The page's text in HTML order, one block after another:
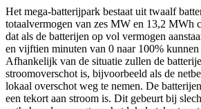
Het mega-batterijpark bestaat uit twaalf
totaalvermogen van zes MW en 13,2 MWh
dat als de batterijen op vol vermogen
en vijftien minuten van 0 naar 100% kunnen
Afhankelijk van de situatie zullen de
stroomoverschot is, bijvoorbeeld als de
lokaal overschot weg te nemen. De
een tekort aan stroom is. Dit gebeurt bij